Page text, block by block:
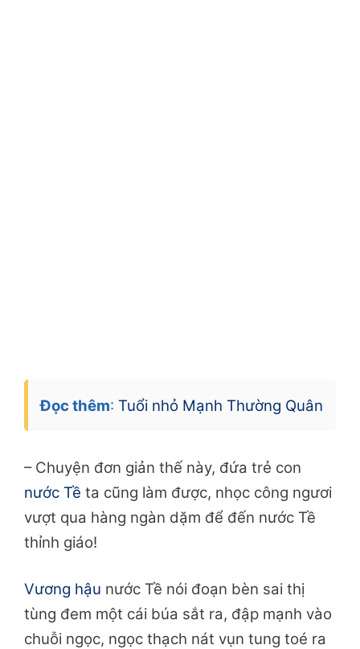
Đọc thêm: Tuổi nhỏ Mạnh Thường Quân
– Chuyện đơn giản thế này, đứa trẻ con
nước Tề ta cũng làm được, nhọc công ngươi
vượt qua hàng ngàn dặm để đến nước Tề
thỉnh giáo!
Vương hậu nước Tề nói đoạn bèn sai thị
tùng đem một cái búa sắt ra, đập mạnh vào
chuỗi ngọc, ngọc thạch nát vụn tung toé ra